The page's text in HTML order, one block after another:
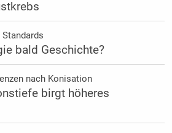
bald Geschichte?
nach Konisation
birgt höheres